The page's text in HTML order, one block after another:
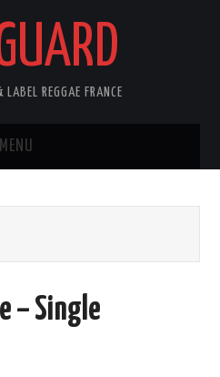
REGGAE FRANCE
MENU
– Single